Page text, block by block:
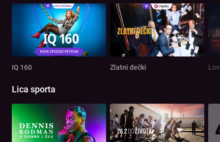
IQ 160 Zlatni dečki
Lica sporta